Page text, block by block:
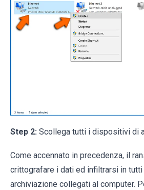
Step 2: Scollega tutti i dispositivi di
Come accennato in precedenza, il
crittografare i dati ed infiltrarsi in
archiviazione collegati al computer.